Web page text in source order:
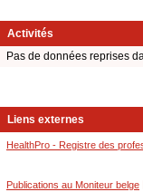
Activités
Pas de données reprises
Liens externes
HealthPro - Registre des
Publications au Moniteur belge